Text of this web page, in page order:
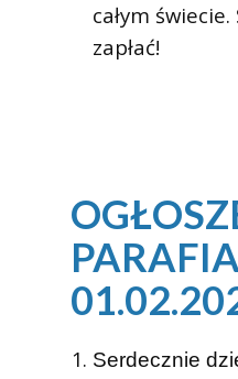
całym
zapłać!
Serdecznie